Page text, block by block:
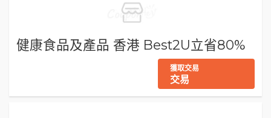
健康食品及產品 香港 Best2U立省80%
獲取交易
交易